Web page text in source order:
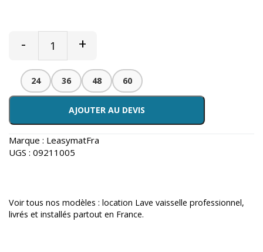
- +
24 36 48 60
AJOUTER AU DEVIS
Marque : LeasymatFra
UGS : 09211005
Voir tous nos modèles : location Lave vaisselle professionnel,
livrés et installés partout en France.